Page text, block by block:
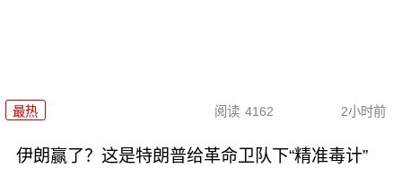
最热 阅读 4162 2小时前
伊朗赢了？这是特朗普给革命卫队下“精准毒计”